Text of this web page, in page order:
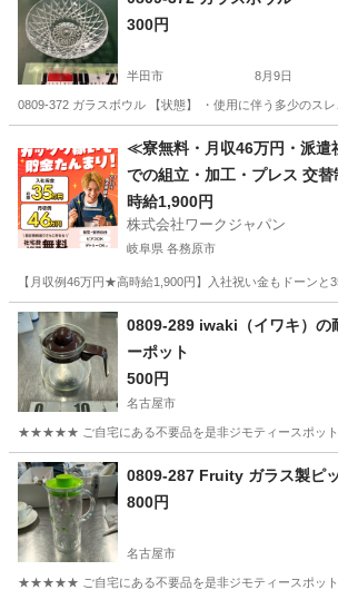
300円
半田市 8月9日
0809-372 ガラスボウル 【状態】 ・使用に伴う多少のス
食器 現地
≪寮無料・月収46万円・派
での組立・加工・プレス 交替
時給1,900円
株式会社ワークジャパン
岐阜県 各務原市
【月収例46万円★高時給1,900円】入社祝い金もドーン
岐阜 各務原市 0809-289 iwaki（イワキ）の
ーポット
500円
名古屋市
★★★★★ ご自宅にある不要品を是非ジモティースポット
愛知 名古屋市 0809-287 Fruity ガラス製ピ
800円
名古屋市
★★★★★ ご自宅にある不要品を是非ジモティースポット